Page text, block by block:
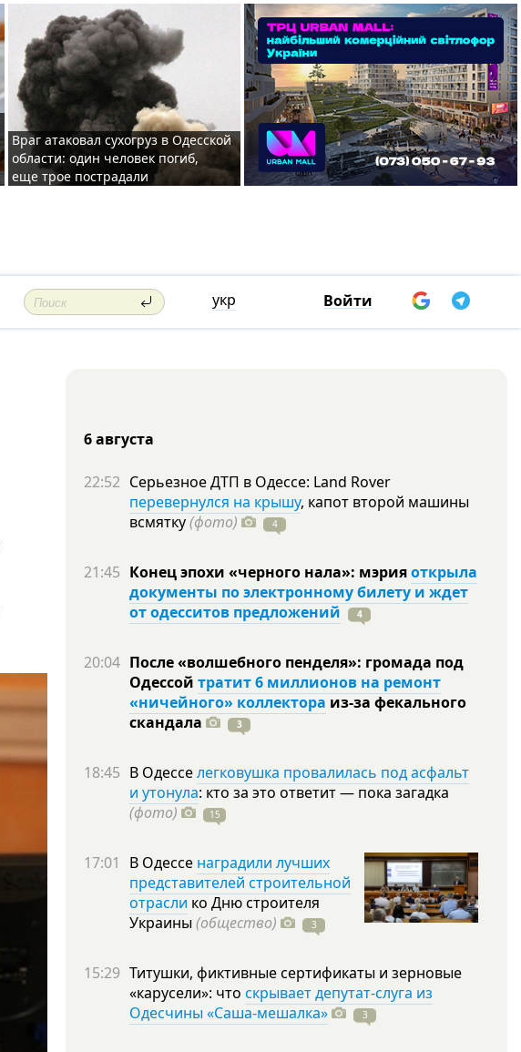
Враг атаковал сухогруз в Одесской
области: один человек погиб,
еще трое пострадали
укр Войти
6 августа
22:52 Серьезное ДТП в Одессе: Land Rover
перевернулся на крышу, капот второй машины
всмятку(фото) 4
21:45 Конец эпохи «черного нала»: мэрияоткрыла
документы по электронному билету и ждет
от одесситов предложений
4
20:04 После «волшебного пенделя»: громада под
Одессой тратит 6 миллионов на ремонт
«ничейного» коллектора из-за фекального
скандала
3
18:45 В Одесселегковушка провалилась под асфальт
и утонула: кто за это ответит — пока загадка
(фото)
15
17:01 В Одессе наградили лучших
представителей строительной
отрасли ко Дню строителя
Украины (общество) 3
15:29 Титушки, фиктивные сертификаты и зерновые
«карусели»: что скрывает депутат-слуга из
Одесчины «Саша-мешалка»
3